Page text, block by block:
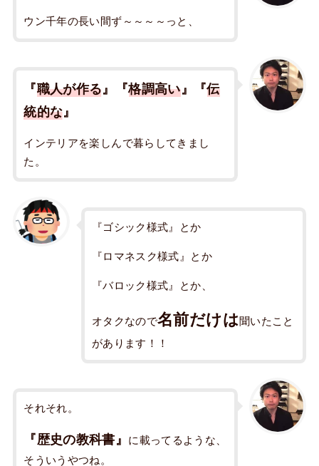
ウン千年の長い間ず～～～～っと、
『職人が作る』『格調高い』『伝
統的な』
インテリアを楽しんで暮らしてきまし
た。
『ゴシック様式』とか
『ロマネスク様式』とか
『バロック様式』とか、
オタクなので名前だけは聞いたこと
があります！！
それそれ。
『歴史の教科書』
に載ってるような、
そういうやつね。